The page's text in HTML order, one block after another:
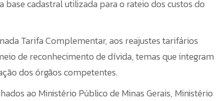
cadastral utilizada para o rateio dos custos do
Tarifa Complementar, aos reajustes tarifários
de reconhecimento de dívida, temas que integram
dos órgãos competentes.
ao Ministério Público de Minas Gerais, Ministério